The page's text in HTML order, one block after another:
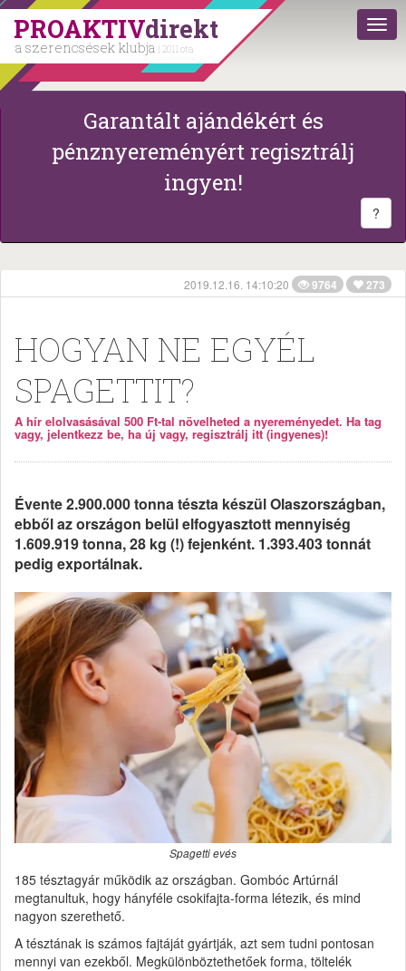
PROAKTIVdirekt
a szerencsések klubja | 2011 óta
Garantált ajándékért és
pénznyereményért regisztrálj
ingyen!
?
2019.12.16. 14:10:20 9764 273
HOGYAN NE EGYÉL
SPAGETTIT?
A hír elolvasásával 500 Ft-tal növelheted a nyereményedet. Ha tag
vagy, jelentkezz be, ha új vagy, regisztrálj itt (ingyenes)!
Évente 2.900.000 tonna tészta készül Olaszországban,
ebből az országon belül elfogyasztott mennyiség
1.609.919 tonna, 28 kg (!) fejenként. 1.393.403 tonnát
pedig exportálnak.
Spagetti evés
185 tésztagyár működik az országban. Gombóc Artúrnál
megtanultuk, hogy hányféle csokifajta-forma létezik, és mind
nagyon szerethető.
A tésztának is számos fajtáját gyártják, azt sem tudni pontosan
mennyi van ezekből. Megkülönböztethetőek forma, töltelék